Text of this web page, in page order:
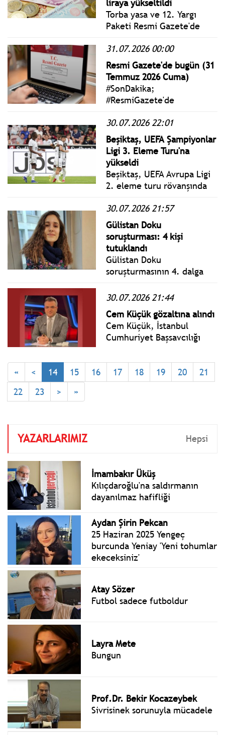
liraya yükseltildi
Torba yasa ve 12. Yargı
Paketi Resmi Gazete'de
girdi. Düzenlemeyle en
düşük emekli aylığı 23 bin
552 liraya yükseltildi.
31.07.2026 00:00
Resmi Gazete'de bugün (31
Temmuz 2026 Cuma)
#SonDakika;
#ResmiGazete'de
2026 Cuma yönetmelik,
genelge ve tebliğler
takip edebilirsiniz.
30.07.2026 22:01
Beşiktaş, UEFA Şampiyonlar
Ligi 3. Eleme Turu'na
yükseldi
Beşiktaş, UEFA Avrupa Ligi
2. eleme turu rövanşında
ederek adını bir üst tura
yazdırdı.
30.07.2026 21:57
Gülistan Doku
soruşturması: 4 kişi
tutuklandı
Gülistan Doku
soruşturmasının 4. dalga
alınan şüphelilerden 4'ü
30.07.2026 21:44
Cem Küçük gözaltına alındı
Cem Küçük, İstanbul
Cumhuriyet Başsavcılığı
soruşturma kapsamında
“Halkı yanıltıcı bilgiyi
alenen yayma” ve “Şantaj”
« < 14 15 16 17 18 19 20
21
22
23 > »
YAZARLARIMIZ Hepsi
İmambakır Üküş
Kılıçdaroğlu'na saldırmanın
dayanılmaz hafifliği
Aydan Şirin Pekcan
25 Haziran 2025 Yengeç
burcunda Yeniay 'Yeni tohumlar
ekeceksiniz'
Atay Sözer
Futbol sadece futboldur
Layra Mete
Bungun
Prof.Dr. Bekir Kocazeybek
Sivrisinek sorunuyla mücadele